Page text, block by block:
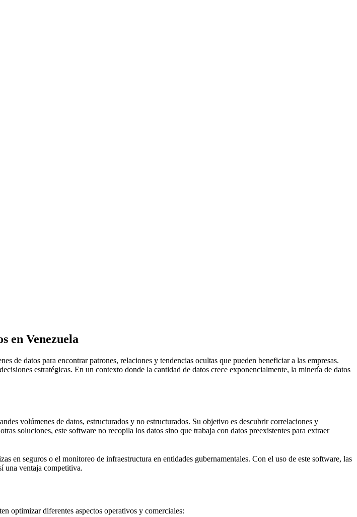
en Venezuela
de datos para encontrar patrones, relaciones y tendencias ocultas que pueden beneficiar a las empresas.
estratégicas. En un contexto donde la cantidad de datos crece exponencialmente, la minería de datos
volúmenes de datos, estructurados y no estructurados. Su objetivo es descubrir correlaciones y
soluciones, este software no recopila los datos sino que trabaja con datos preexistentes para extraer
en seguros o el monitoreo de infraestructura en entidades gubernamentales. Con el uso de este software, las
una ventaja competitiva.
optimizar diferentes aspectos operativos y comerciales: